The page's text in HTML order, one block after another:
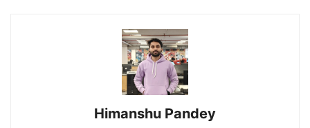
Himanshu Pandey